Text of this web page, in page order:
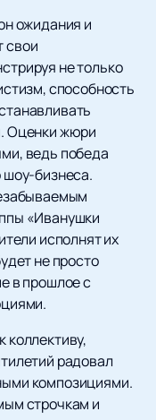
ожидания и
свои
не только
способность
Оценки жюри
ведь победа
шоу-бизнеса.
«Иванушки
исполнят их
не просто
в прошлое с
радовал
композициями.
строчкам и